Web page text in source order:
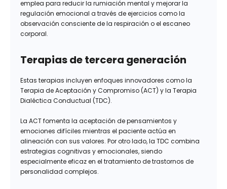
emplea para reducir la rumiación mental y mejorar la
regulación emocional a través de ejercicios como la
observación consciente de la respiración o el escaneo
corporal.
Terapias de tercera generación
Estas terapias incluyen enfoques innovadores como la
Terapia de Aceptación y Compromiso (ACT) y la Terapia
Dialéctica Conductual (TDC).
La ACT fomenta la aceptación de pensamientos y
emociones difíciles mientras el paciente actúa en
alineación con sus valores. Por otro lado, la TDC combina
estrategias cognitivas y emocionales, siendo
especialmente eficaz en el tratamiento de trastornos de
personalidad complejos.